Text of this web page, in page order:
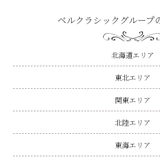
ベルクラシックグループ
北海道エリア
東北エリア
関東エリア
北陸エリア
東海エリア